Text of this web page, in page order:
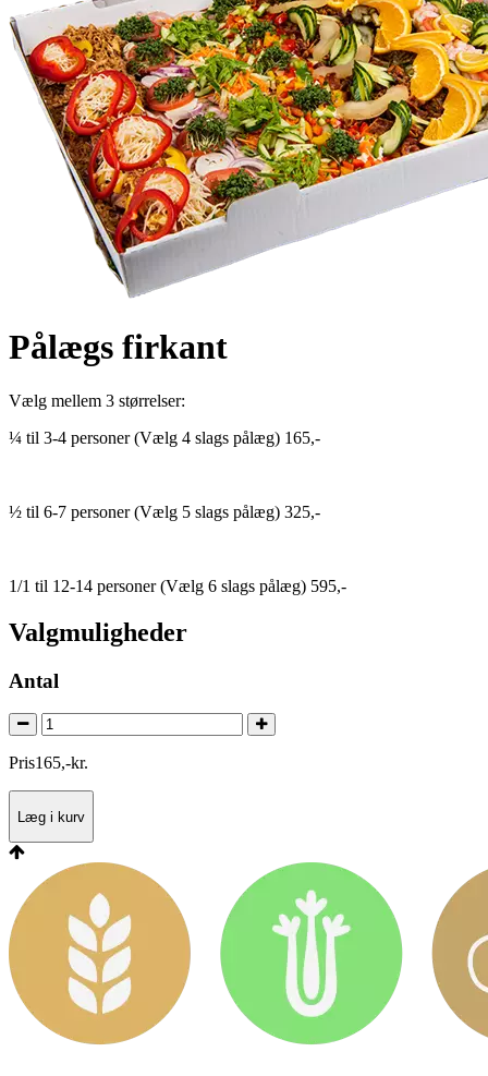
Pålægs firkant
Vælg mellem 3 størrelser:
¼ til 3-4 personer (Vælg 4 slags pålæg) 165,-
½ til 6-7 personer (Vælg 5 slags pålæg) 325,-
1/1 til 12-14 personer (Vælg 6 slags pålæg) 595,-
Valgmuligheder
Antal
Pris165,-kr.
Læg i kurv